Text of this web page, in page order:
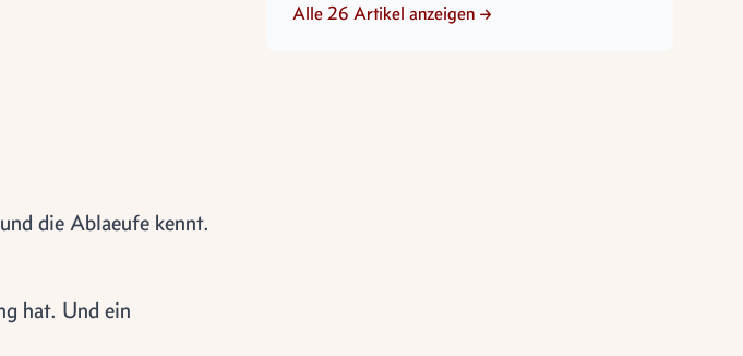
die Ablaeufe kennt.
hat. Und ein
Alle 26 Artikel anzeigen →